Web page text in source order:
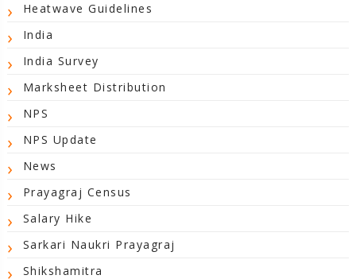
Heatwave Guidelines
India
India Survey
Marksheet Distribution
NPS
NPS Update
News
Prayagraj Census
Salary Hike
Sarkari Naukri Prayagraj
Shikshamitra